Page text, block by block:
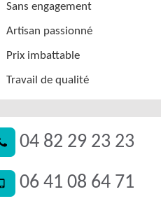
Sans engagement
Artisan passionné
Prix imbattable
Travail de qualité
04 82 29 23 23
06 41 08 64 71